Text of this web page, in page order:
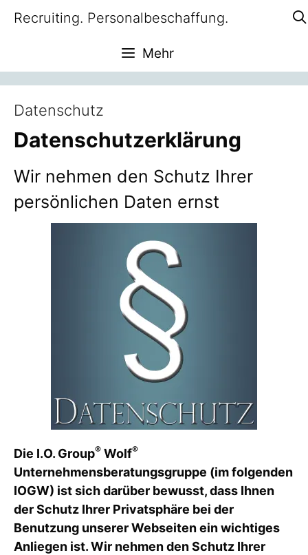
Inhalt
Recruiting. Personalbeschaffung.
Mehr
Datenschutz
Datenschutzerklärung
Wir nehmen den Schutz Ihrer
persönlichen Daten ernst
Die I.O. Group® Wolf®
Unternehmensberatungsgruppe (im folgenden
IOGW) ist sich darüber bewusst, dass Ihnen
der Schutz Ihrer Privatsphäre bei der
Benutzung unserer Webseiten ein wichtiges
Anliegen ist. Wir nehmen den Schutz Ihrer